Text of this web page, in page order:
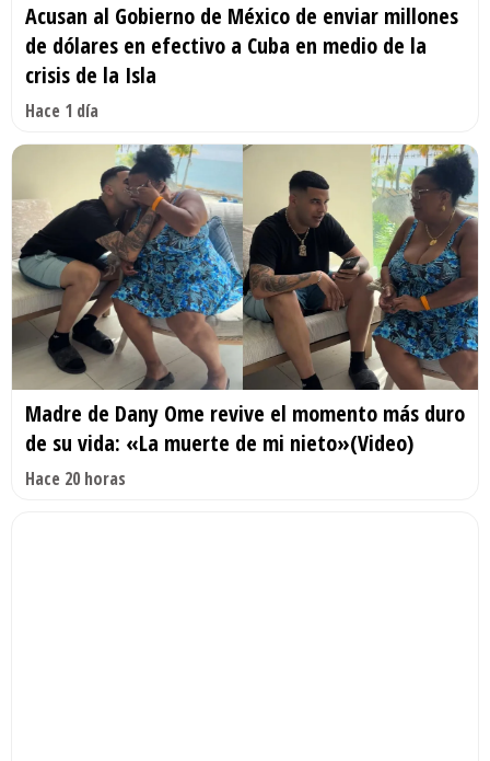
Acusan al Gobierno de México de enviar millones
de dólares en efectivo a Cuba en medio de la
crisis de la Isla
Hace 1 día
Madre de Dany Ome revive el momento más duro
de su vida: «La muerte de mi nieto»(Video)
Hace 20 horas